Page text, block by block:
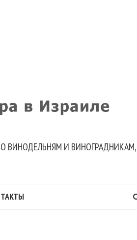
ВИНОДЕЛЬНЯМ И ВИНОГРАДНИКАМ,